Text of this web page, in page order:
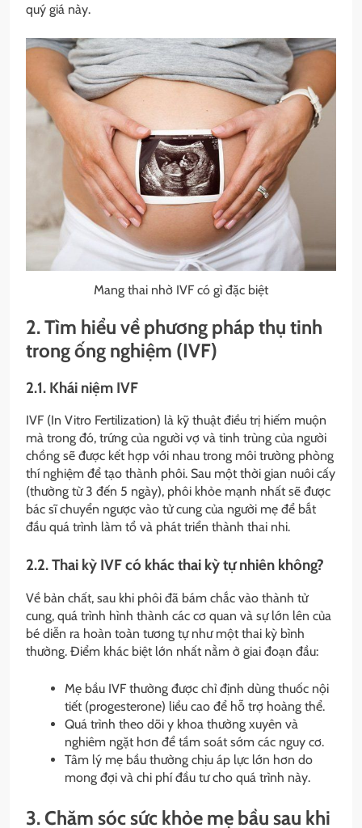
quý giá này.
Mang thai nhờ IVF có gì đặc biệt
2. Tìm hiểu về phương pháp thụ tinh
trong ống nghiệm (IVF)
2.1. Khái niệm IVF
IVF (In Vitro Fertilization) là kỹ thuật điều trị hiếm muộn
mà trong đó, trứng của người vợ và tinh trùng của người
chồng sẽ được kết hợp với nhau trong môi trường phòng
thí nghiệm để tạo thành phôi. Sau một thời gian nuôi cấy
(thường từ 3 đến 5 ngày), phôi khỏe mạnh nhất sẽ được
bác sĩ chuyển ngược vào tử cung của người mẹ để bắt
đầu quá trình làm tổ và phát triển thành thai nhi.
2.2. Thai kỳ IVF có khác thai kỳ tự nhiên không?
Về bản chất, sau khi phôi đã bám chắc vào thành tử
cung, quá trình hình thành các cơ quan và sự lớn lên của
bé diễn ra hoàn toàn tương tự như một thai kỳ bình
thường. Điểm khác biệt lớn nhất nằm ở giai đoạn đầu:
Mẹ bầu IVF thường được chỉ định dùng thuốc nội
tiết (progesterone) liều cao để hỗ trợ hoàng thể.
Quá trình theo dõi y khoa thường xuyên và
nghiêm ngặt hơn để tầm soát sớm các nguy cơ.
Tâm lý mẹ bầu thường chịu áp lực lớn hơn do
mong đợi và chi phí đầu tư cho quá trình này.
3. Chăm sóc sức khỏe mẹ bầu sau khi